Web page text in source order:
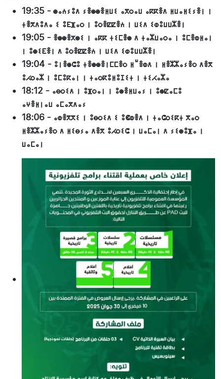
19:35 - ⵙⴰⵄⵢⵓⴷ ⵢⴻⵙⵙⴻⵍⵡⵉ ⴰⴳⵔⴰⵡ ⴰⴽⴽⴻⴷ ⵍⵡⴰⵍⵉⵢⴻⵏ ⵏ
ⵜⴻⴳⴷⵓⴷⴰ ⵉ ⵓⴹⴼⴰⵔ ⵏ ⵓⵔⴻⵇⵇⴻⵄ ⵏ ⵡⵉⴷ ⵉⵀⵓⵡⵡⵣⴻⵏ
19:05 - ⴻⵙⵙⴻⵅⵙⵉ ⵏ ⴰⴽⴽ ⵜⵉⵎⴻⵙ ⴷ ⵜⴰⵣⵡⴰⵔⴰ ⵏ ⵓⵎⴻⵀⵍⴰⵏ
ⵏ ⵓⵙⵉⴹⴻⵏ ⴷ ⵓⵔⴻⵇⵇⴻⵄ ⵏ ⵡⵉⴷ ⵉⵀⵓⵡⵡⵣⴻⵏ
19:04 - ⵓⵏⴻⵙⵛⵓ ⵜⴻⵙⵙⴻⵏⵎⵎⴻⵔ ⵍⵯⴻⵀⴷ ⵏ ⵍⴻⵣⵣⴰⵢⴻⵔ ⴷⴻⴳ
ⵓⵃⵔⴰⵣ ⵏ ⵓⵎⵓⴽⴰⵏ ⵏ ⵜⴰⵔⴽⵓⵍⵓⵊⵉⵜ ⵏ ⵜⵉⵃⴰⵣⴰ
18:12 - ⴰⴱⵔⵉⴷ ⵏ ⵓⴼⵔⴰⵏ ⵏ ⵓⵙⴻⵍⵡⴰⵢ ⵏ ⵓⵙⵇⴰⵎⵓ
ⴰⵖⴻⵍⵏⴰⵡ ⴰⵎⴰⴳⴷⴰⵢ
18:06 - ⴰⵀⴻⴳⴳⵉ ⵏ ⵓⴱⵔⵉⴷ ⵉ ⵓⵞⵀⴻⴷ ⵏ ⵜⴰⵛⵔⵉⴽⵜ ⴳⴰⵔ
ⵍⴻⵣⵣⴰⵢⴻⵔ ⴷ ⵍⵉⴱⵢⴰ ⴷⴻⴳ ⵓⵃⵔⵉⵛ ⵏ ⵡⴰⵎⴰⵏ ⴷ ⵢⵉⵙⵓⴼⴰ ⵏ
ⵡⴰⵎⴰⵏ